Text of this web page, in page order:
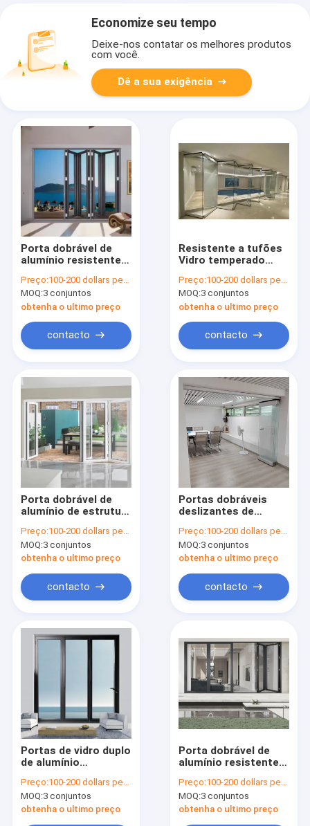
Produtos
Sobre nós
Visita à Fábrica
Controle de qualidade
Notícias
Economize seu tempo
Deixe-nos contatar os melhores produtos
com você.
Dê a sua exigência
Porta dobrável de
alumínio resistente a
dobrável de vidro
temperado
personalizada
Preço:100-200 dollars per sqaure meter
MOQ:3 conjuntos
obtenha o ultimo preço
contacto
Resistente a tufões
Vidro temperado
segurança
Personalizável
Preço:100-200 dollars per sqaure meter
MOQ:3 conjuntos
obtenha o ultimo preço
contacto
Porta dobrável de
alumínio de estrutura
moderno Porta de
acordeão de alumínio
Preço:100-200 dollars per sqaure meter
MOQ:3 conjuntos
obtenha o ultimo preço
contacto
Portas dobráveis
deslizantes de
térmica
Preço:100-200 dollars per sqaure meter
MOQ:3 conjuntos
obtenha o ultimo preço
contacto
Portas de vidro duplo
de alumínio
Instalação fácil para
operação suave
Preço:100-200 dollars per sqaure meter
MOQ:3 conjuntos
obtenha o ultimo preço
Porta dobrável de
alumínio resistente à
térmica
Preço:100-200 dollars per sqaure meter
MOQ:3 conjuntos
obtenha o ultimo preço